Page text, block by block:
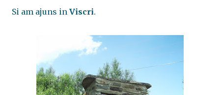
Si am ajuns in Viscri.